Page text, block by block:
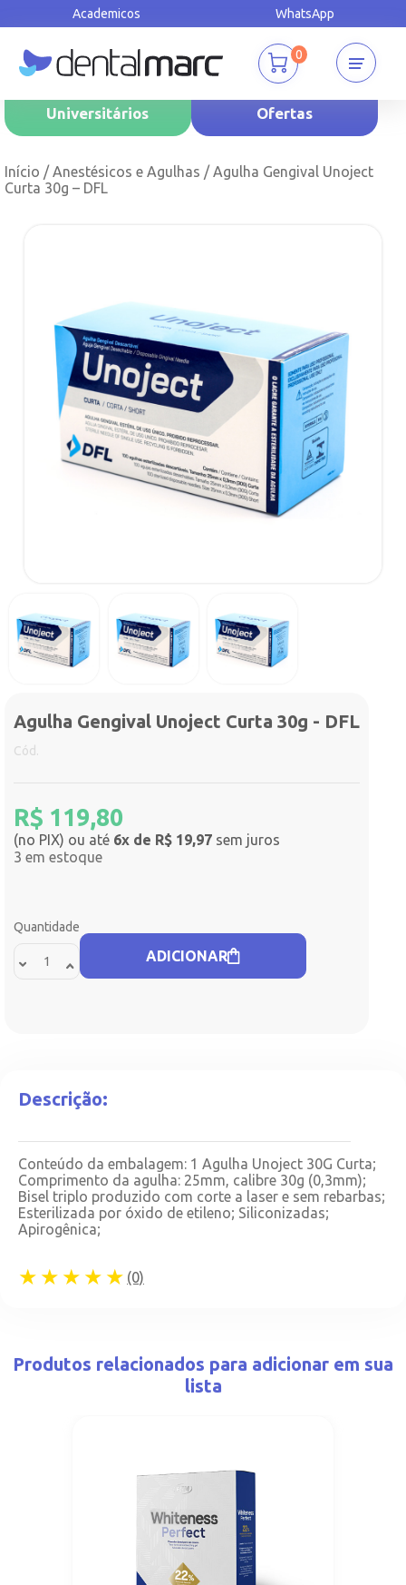
Academicos WhatsApp
0
Universitários Ofertas
Início /Anestésicos e Agulhas / Agulha Gengival Unoject
Curta 30g – DFL
Agulha Gengival Unoject Curta 30g - DFL
Cód.
R$ 119,80
(no PIX) ou até 6x de R$ 19,97 sem juros
3 em estoque
Quantidade
ADICIONAR
Descrição:
Conteúdo da embalagem: 1 Agulha Unoject 30G Curta;
Comprimento da agulha: 25mm, calibre 30g (0,3mm);
Bisel triplo produzido com corte a laser e sem rebarbas;
Esterilizada por óxido de etileno; Siliconizadas;
Apirogênica;
★★★★★ (0)
Produtos relacionados para adicionar em sua
lista